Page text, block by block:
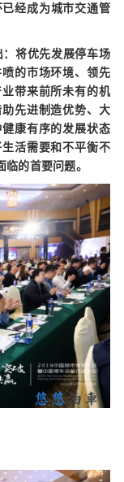
经成为城市交通管
将优先发展停车场
的市场环境、领先
带来前所未有的机
先进制造优势、大
康有序的发展状态
活需要和不平衡不
的首要问题。